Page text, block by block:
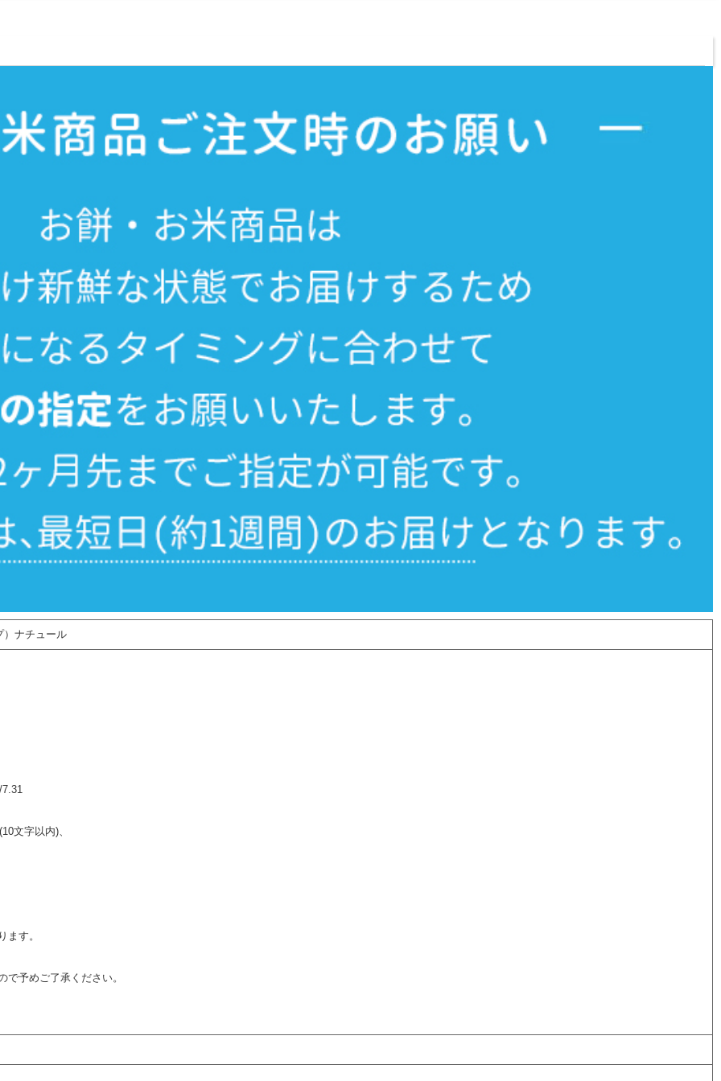
）ナチュール
文字以内)、
す。
予めご了承ください。